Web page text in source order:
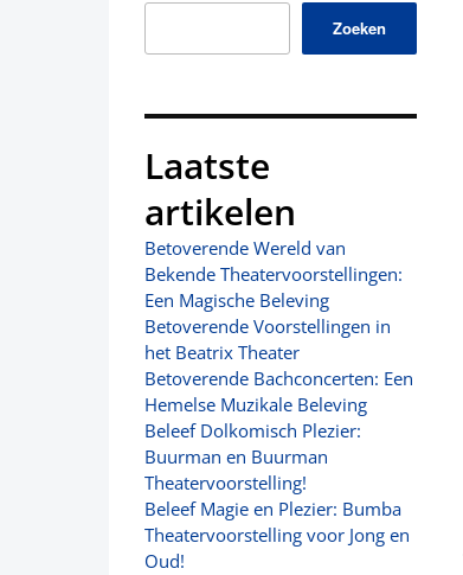
Zoeken
Laatste
artikelen
Betoverende Wereld van
Bekende Theatervoorstellingen:
Een Magische Beleving
Betoverende Voorstellingen in
het Beatrix Theater
Betoverende Bachconcerten: Een
Hemelse Muzikale Beleving
Beleef Dolkomisch Plezier:
Buurman en Buurman
Theatervoorstelling!
Beleef Magie en Plezier: Bumba
Theatervoorstelling voor Jong en
Oud!